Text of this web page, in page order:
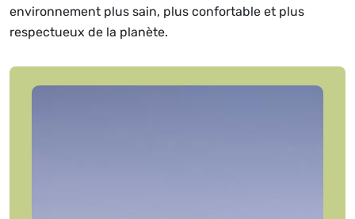
environnement plus sain, plus confortable et plus
respectueux de la planète.